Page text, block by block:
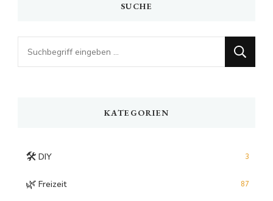
SUCHE
Looking
for
KATEGORIEN
🛠️ DIY 3
🌿 Freizeit 87